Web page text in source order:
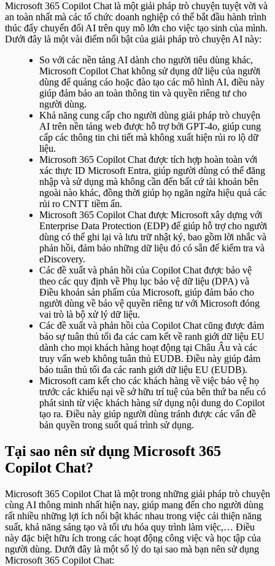
Microsoft 365 Copilot Chat là một giải pháp trò chuyện tuyệt vời và
an toàn nhất mà các tổ chức doanh nghiệp có thể bắt đầu hành trình
thúc đẩy chuyển đổi AI trên quy mô lớn cho việc tạo sinh của mình.
Dưới đây là một vài điểm nổi bật của giải pháp trò chuyện AI này:
So với các nền tảng AI dành cho người tiêu dùng khác,
Microsoft Copilot Chat không sử dụng dữ liệu của người
dùng để quảng cáo hoặc đào tạo các mô hình AI, điều này
giúp đảm bảo an toàn thông tin và quyền riêng tư cho
người dùng.
Khả năng cung cấp cho người dùng giải pháp trò chuyện
AI trên nền tảng web được hỗ trợ bởi GPT-4o, giúp cung
cấp các thông tin chi tiết mà không xuất hiện rủi ro lộ dữ
liệu.
Microsoft 365 Copilot Chat được tích hợp hoàn toàn với
xác thực ID Microsoft Entra, giúp người dùng có thể đăng
nhập và sử dụng mà không cần đến bất cứ tài khoản bên
ngoài nào khác, đồng thời giúp họ ngăn ngừa hiệu quả các
rủi ro CNTT tiềm ẩn.
Microsoft 365 Copilot Chat được Microsoft xây dựng với
Enterprise Data Protection (EDP) để giúp hỗ trợ cho người
dùng có thể ghi lại và lưu trữ nhật ký, bao gồm lời nhắc và
phản hồi, đảm bảo những dữ liệu đó có sẵn để kiểm tra và
eDiscovery.
Các đề xuất và phản hồi của Copilot Chat được bảo vệ
theo các quy định về Phụ lục bảo vệ dữ liệu (DPA) và
Điều khoản sản phẩm của Microsoft, giúp đảm bảo cho
người dùng về bảo vệ quyền riêng tư với Microsoft đóng
vai trò là bộ xử lý dữ liệu.
Các đề xuất và phản hồi của Copilot Chat cũng được đảm
bảo sự tuân thủ tối đa các cam kết về ranh giới dữ liệu EU
dành cho mọi khách hàng hoạt động tại Châu Âu và các
truy vấn web không tuân thủ EUDB. Điều này giúp đảm
bảo tuân thủ tối đa các ranh giới dữ liệu EU (EUDB).
Microsoft cam kết cho các khách hàng về việc bảo vệ họ
trước các khiếu nại về sở hữu trí tuệ của bên thứ ba nếu có
phát sinh từ việc khách hàng sử dụng nội dung do Copilot
tạo ra. Điều này giúp người dùng tránh được các vấn đề
bản quyền trong suốt quá trình sử dụng.
Tại sao nên sử dụng Microsoft 365
Copilot Chat?
Microsoft 365 Copilot Chat là một trong những giải pháp trò chuyện
cùng AI thông minh nhất hiện nay, giúp mang đến cho người dùng
rất nhiều những lợi ích nổi bật khác nhau trong việc cải thiện năng
suất, khả năng sáng tạo và tối ưu hóa quy trình làm việc,… Điều
này đặc biệt hữu ích trong các hoạt động công việc và học tập của
người dùng. Dưới đây là một số lý do tại sao mà bạn nên sử dụng
Microsoft 365 Copilot Chat: